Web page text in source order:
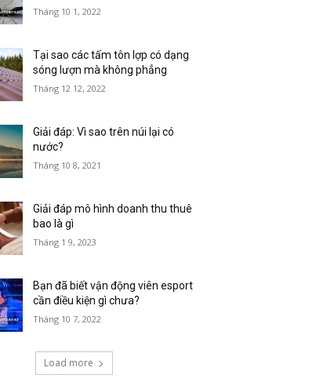
Tháng 10 1, 2022
Tại sao các tấm tôn lợp có dạng
sóng lượn mà không phẳng
Tháng 12 12, 2022
Giải đáp: Vì sao trên núi lại có
nước?
Tháng 10 8, 2021
Giải đáp mô hình doanh thu thuê
bao là gì
Tháng 1 9, 2023
Bạn đã biết vận động viên esport
cần điều kiện gì chưa?
Tháng 10 7, 2022
Load more